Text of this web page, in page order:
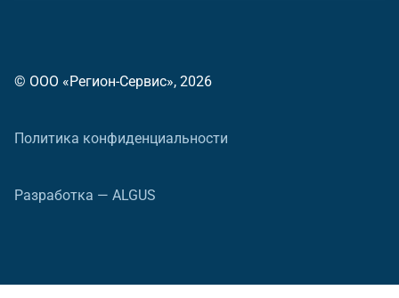
© ООО «Регион-Сервис», 2026
Политика конфиденциальности
Разработка — ALGUS